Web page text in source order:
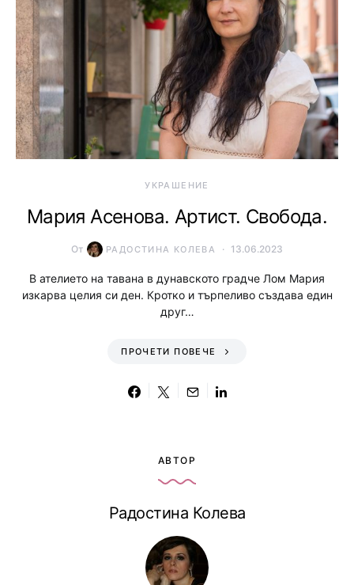
УКРАШЕНИЕ
Мария Асенова. Артист. Свобода.
От РАДОСТИНА КОЛЕВА 13.06.2023
В ателието на тавана в дунавското градче Лом Мария
изкарва целия си ден. Кротко и търпеливо създава един
друг…
ПРОЧЕТИ ПОВЕЧЕ
АВТОР
Радостина Колева